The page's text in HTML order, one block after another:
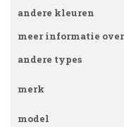
andere kleuren
meer informatie over
andere types
merk
model